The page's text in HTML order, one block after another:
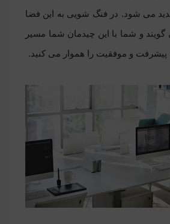
می شود. در فنگ شویی به این فضا
و شما با این چیدمان شما مسیر
و موفقیت را هموار می کنید.